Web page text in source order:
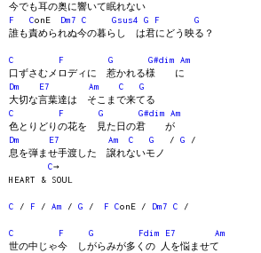
今でも耳の奥に響いて眠れない
F
ConE Dm7 C Gsus4 G F
G
誰も責められぬ今の暮らし は君にどう映る？
C F G G#dim
Am
口ずさむメロディに 惹かれる様 に
Dm
E7 Am C
G
大切な言葉達は そこまで来てる
C
F G G#dim
Am
色とりどりの花を 見た日の君 が
Dm
E7 Am C G / G /
息を弾ませ手渡した 譲れないモノ
C→
HEART & SOUL
C / F / Am / G / F ConE / Dm7 C /
C F G Fdim E7
Am
世の中じゃ今 しがらみが多くの 人を悩ませて